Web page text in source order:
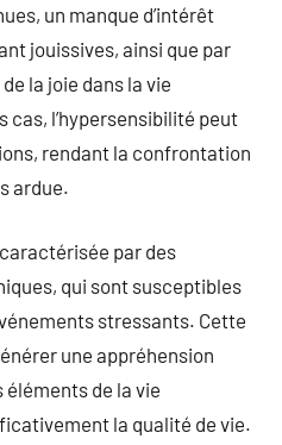
un manque d’intérêt
jouissives, ainsi que par
la joie dans la vie
cas, l’hypersensibilité peut
rendant la confrontation
ardue.
par des
qui sont susceptibles
stressants. Cette
une appréhension
de la vie
la qualité de vie.